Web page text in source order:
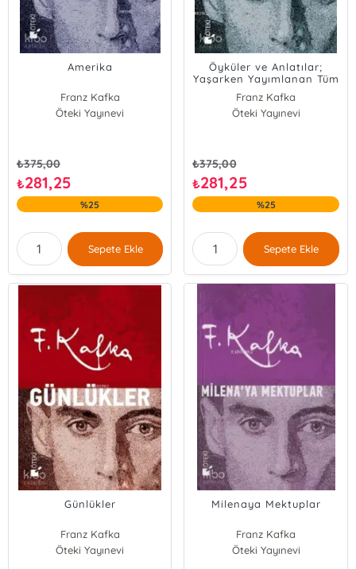
Amerika
Franz Kafka
Öteki Yayınevi
₺375,00
₺281,25
%25
Sepete Ekle
Öyküler ve Anlatılar;
Yaşarken Yayımlanan Tüm
Öyküler
Franz Kafka
Öteki Yayınevi
₺375,00
₺281,25
%25
Sepete Ekle
Günlükler
Franz Kafka
Öteki Yayınevi
Milenaya Mektuplar
Franz Kafka
Öteki Yayınevi